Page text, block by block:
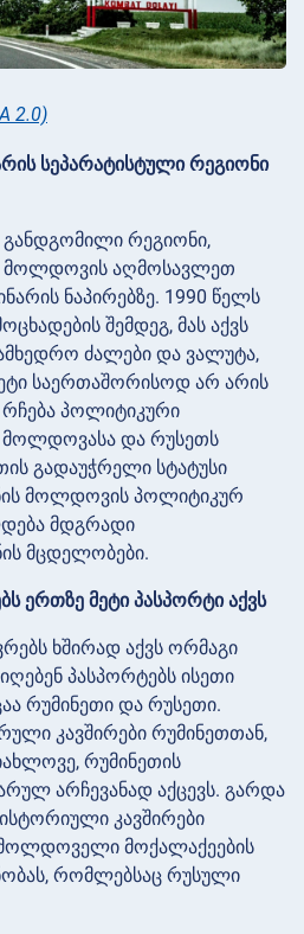
2.0)
სეპარატისტული რეგიონი
რეგიონი,
მოლდოვის აღმოსავლეთ
ნაპირებზე. 1990 წელს
შემდეგ, მას აქვს
ძალები და ვალუტა,
საერთაშორისოდ არ არის
პოლიტიკური
და რუსეთს
გადაუჭრელი სტატუსი
მოლდოვის პოლიტიკურ
მდგრადი
მცდელობები.
ერთზე მეტი პასპორტი აქვს
ხშირად აქვს ორმაგი
პასპორტებს ისეთი
რუმინეთი და რუსეთი.
კავშირები რუმინეთთან,
რუმინეთის
არჩევანად აქცევს. გარდა
კავშირები
მოლდოველი მოქალაქეების
რომლებსაც რუსული